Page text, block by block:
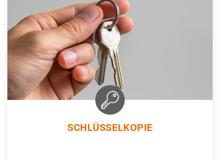
SCHLÜSSELKOPIE